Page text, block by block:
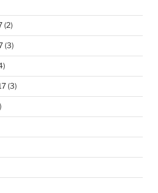
(2)
(3)
(3)